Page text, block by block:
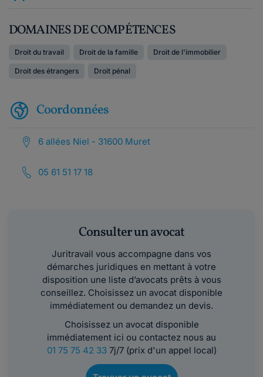
DOMAINES DE COMPÉTENCES
Droit du travail Droit de la famille Droit de l'immobilier
Droit des étrangers Droit pénal
Coordonnées
6 allées Niel - 31600 Muret
05 61 51 17 18
Consulter un avocat
Juritravail vous accompagne dans vos
démarches juridiques en mettant à votre
disposition une liste d’avocats prêts à vous
conseillez. Choisissez un avocat disponible
immédiatement ou demandez un devis.
Choisissez un avocat disponible
immédiatement ici ou contactez nous au
01 75 75 42 337j/7 (prix d'un appel local)